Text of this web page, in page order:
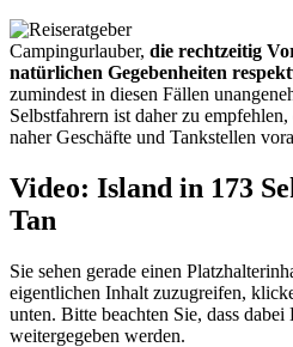
Campingurlauber, die rechtzeitig
natürlichen Gegebenheiten
zumindest in diesen Fällen
Selbstfahrern ist daher zu
naher Geschäfte und Tankstellen
Video: Island in 173
Tan
Sie sehen gerade einen
eigentlichen Inhalt zuzugreifen,
unten. Bitte beachten Sie, dass
weitergegeben werden.